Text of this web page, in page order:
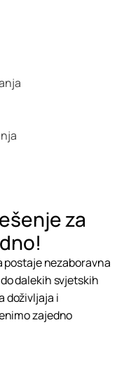
za
postaje nezaboravna
dalekih svjetskih
doživljaja i
zajedno